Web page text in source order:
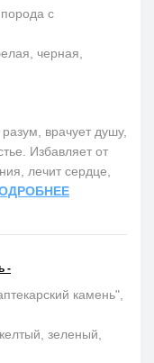
с
черная,
врачует душу,
Избавляет от
лечит сердце,
-
камень",
зеленый,